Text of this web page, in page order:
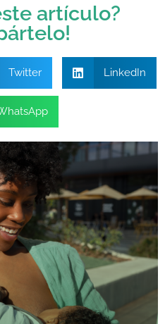
artículo?
Twitter LinkedIn